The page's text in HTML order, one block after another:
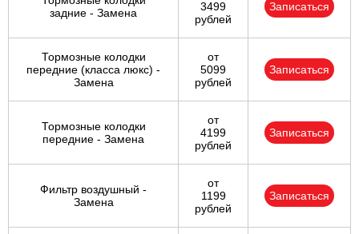
задние - Замена
3499
рублей
Записаться
Тормозные колодки
передние (класса люкс) -
Замена
от
5099
рублей
Записаться
Тормозные колодки
передние - Замена
от
4199
рублей
Записаться
Фильтр воздушный -
Замена
от
1199
рублей
Записаться